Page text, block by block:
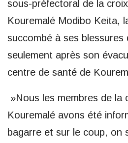
sous-préfectoral de la
Kouremalé Modibo Keita,
succombé à ses blessures
seulement après son
centre de santé de
»Nous les membres de la
Kouremalé avons été
bagarre et sur le coup, on